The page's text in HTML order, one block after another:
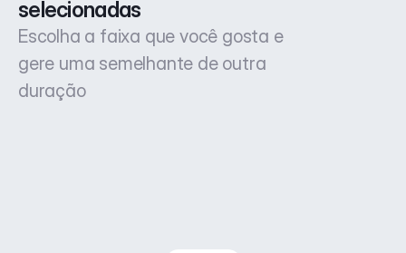
selecionadas
Escolha a faixa que você gosta e
gere uma semelhante de outra
duração